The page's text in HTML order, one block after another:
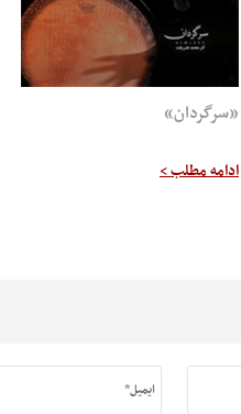
«سرگردان»
ادامه مطلب >